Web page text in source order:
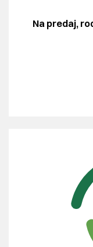
Na predaj,